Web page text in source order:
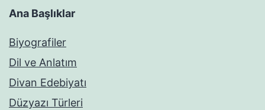
Ana Başlıklar
Biyografiler
Dil ve Anlatım
Divan Edebiyatı
Düzyazı Türleri